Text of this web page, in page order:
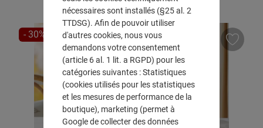
RÉDUCTION
- 30%
nécessaires sont installés (§25 al. 2
TTDSG). Afin de pouvoir utiliser
d'autres cookies, nous vous
demandons votre consentement
(article 6 al. 1 lit. a RGPD) pour les
catégories suivantes : Statistiques
(cookies utilisés pour les statistiques
et les mesures de performance de la
boutique), marketing (permet à
Google de collecter des données